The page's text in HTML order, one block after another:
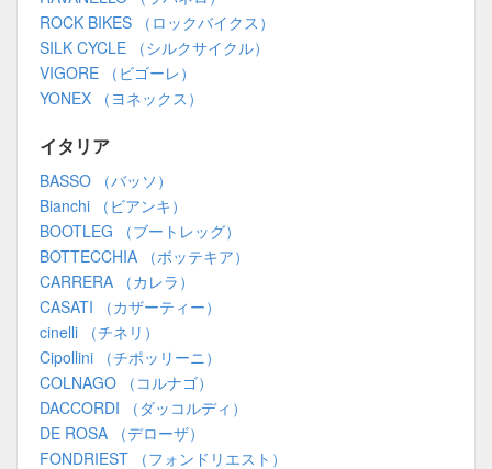
ROCK BIKES （ロックバイクス）
SILK CYCLE （シルクサイクル）
VIGORE （ビゴーレ）
YONEX （ヨネックス）
イタリア
BASSO （バッソ）
Bianchi （ビアンキ）
BOOTLEG （ブートレッグ）
BOTTECCHIA （ボッテキア）
CARRERA （カレラ）
CASATI （カザーティー）
cinelli （チネリ）
Cipollini （チポッリーニ）
COLNAGO （コルナゴ）
DACCORDI （ダッコルディ）
DE ROSA （デローザ）
FONDRIEST （フォンドリエスト）